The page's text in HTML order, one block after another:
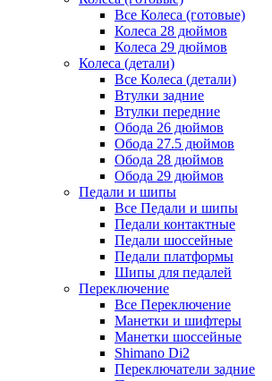
Все Колеса (готовые)
Колеса 28 дюймов
Колеса 29 дюймов
Колеса (детали)
Все Колеса (детали)
Втулки задние
Втулки передние
Обода 26 дюймов
Обода 27.5 дюймов
Обода 28 дюймов
Обода 29 дюймов
Педали и шипы
Все Педали и шипы
Педали контактные
Педали шоссейные
Педали платформы
Шипы для педалей
Переключение
Все Переключение
Манетки и шифтеры
Манетки шоссейные
Shimano Di2
Переключатели задние